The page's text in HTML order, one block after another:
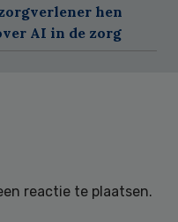
hen
AI in de zorg
reactie te plaatsen.